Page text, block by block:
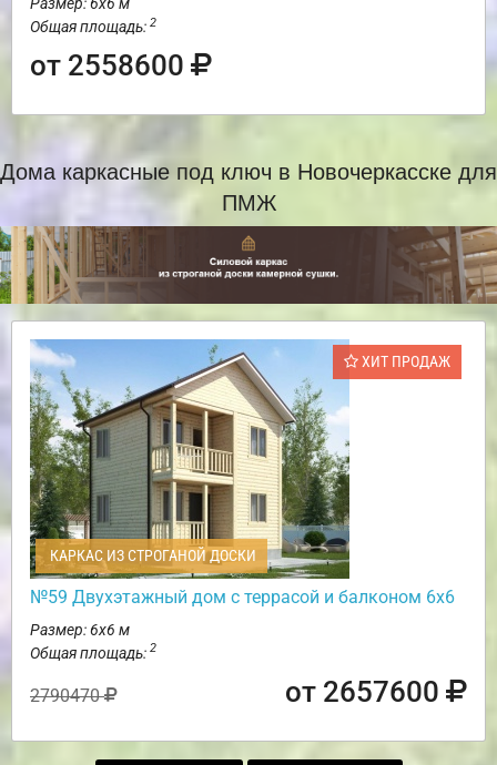
Общая площадь: 2
от 2558600
Дома каркасные под ключ в Новочеркасске для
ПМЖ
ХИТ ПРОДАЖ
КАРКАС ИЗ СТРОГАНОЙ ДОСКИ
№59 Двухэтажный дом с террасой и балконом 6х6
Размер: 6х6 м
Общая площадь: 2
2790470 от 2657600